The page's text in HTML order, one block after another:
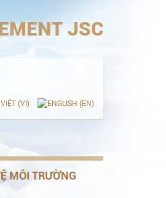
JSC
MÔI TRƯỜNG